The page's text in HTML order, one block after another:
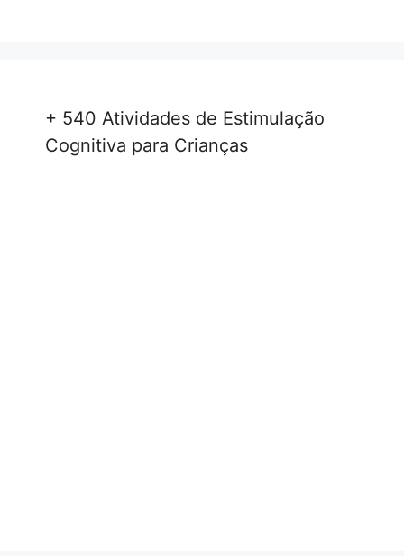
+ 540 Atividades de Estimulação
Cognitiva para Crianças